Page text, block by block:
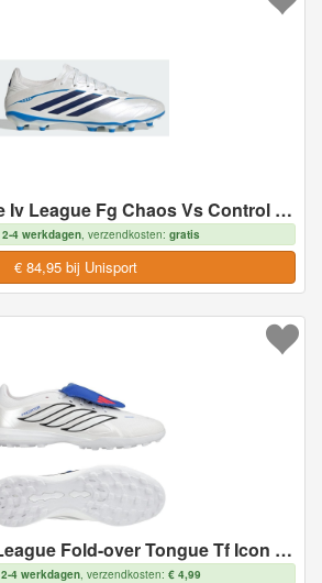
adidas Copa Pure Iv League Fg Chaos Vs Control - Natuurgras (Fg), maat 46
2-4 werkdagen, verzendkosten: gratis
€ 84,95 bij Unisport
adidas Predator League Fold-over Tongue Tf Icon Takeover - Wit/zilver/blauw - Turf (Tf), maat 46
2-4 werkdagen, verzendkosten: € 4,99